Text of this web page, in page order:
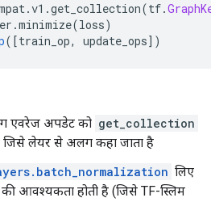
.v1 .get_collection(tf.
.minimize(loss)
([train_op, update_ops])
एवरेज अपडेट को get_collection
है जिसे लेयर से अलग कहा जाता है
लिए
की आवश्यकता होती है (जिसे TF-स्लिम